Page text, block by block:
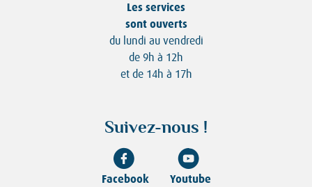
Les services
sont ouverts
du lundi au vendredi
de 9h à 12h
et de 14h à 17h
Suivez-nous !
Facebook Youtube